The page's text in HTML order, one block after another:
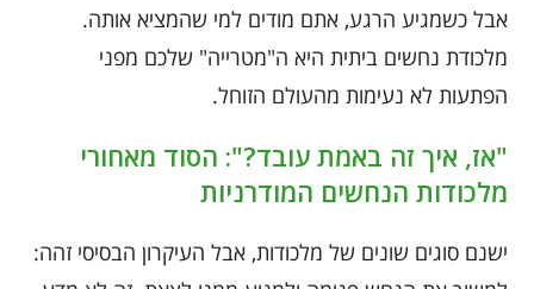
אבל כשמגיע הרגע, אתם מודים למי שהמציא אותה.
מלכודת נחשים ביתית היא ה"מטרייה" שלכם מפני
הפתעות לא נעימות מהעולם הזוחל.
"אז, איך זה באמת עובד?": הסוד מאחורי
מלכודות הנחשים המודרניות
ישנם סוגים שונים של מלכודות, אבל העיקרון הבסיסי זהה: